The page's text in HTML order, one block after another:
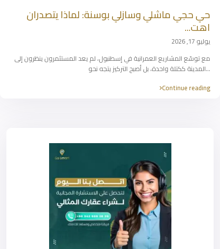
حي حجي ماشلي وسازلي بوسنة: لماذا يتصدران
اهت...
يوليو 17, 2026
مع توسّع المشاريع العمرانية في إسطنبول، لم يعد المستثمرون ينظرون إلى
المدينة ككتلة واحدة، بل أصبح التركيز يتجه نحو...
Continue reading